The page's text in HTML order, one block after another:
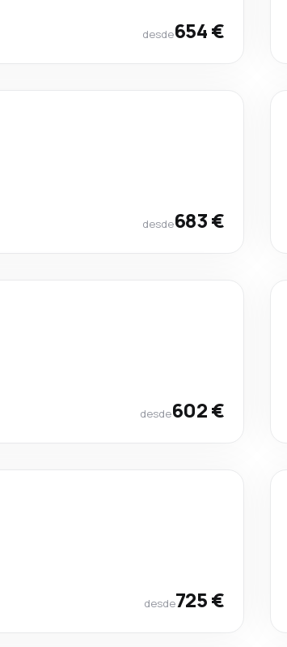
desde654 €
desde683 €
desde602 €
desde725 €